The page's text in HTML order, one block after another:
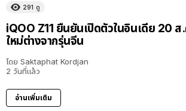
291 ดู
iQOO Z11 ยืนยันเปิดตัวในอินเดีย 20
ใหม่ต่างจากรุ่นจีน
โดย Saktaphat Kordjan
2 วันที่แล้ว
อ่านเพิ่มเติม